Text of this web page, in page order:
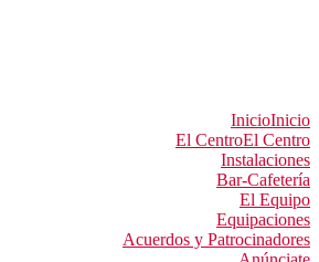
InicioInicio
El CentroEl Centro
Instalaciones
Bar-Cafetería
El Equipo
Equipaciones
Acuerdos y Patrocinadores